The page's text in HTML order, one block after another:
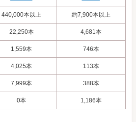
440,000本以上 約7,900本以上
22,250本 4,681本
1,559本 746本
4,025本 113本
7,999本 388本
0本 1,186本